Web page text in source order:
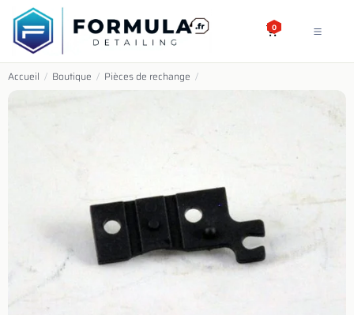
SE RENDRE AU CONTENU
0
Accueil / Boutique / Pièces de rechange /